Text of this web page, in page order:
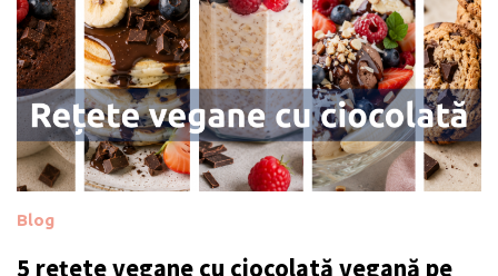
Blog
5 rețete vegane cu ciocolată vegană pe